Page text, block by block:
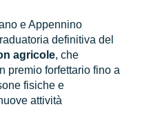
e Appennino
definitiva del
agricole, che
premio forfettario fino a
fisiche e
attività